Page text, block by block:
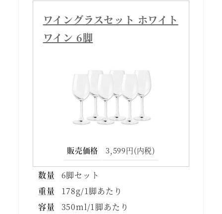
ワイングラスセット ホワイト
ワイン 6脚
販売価格 3,599円(内税)
数量
6脚セット
重量
178g/1脚あたり
容量
350ml/1脚あたり